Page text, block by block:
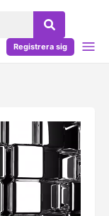
Registrera sig